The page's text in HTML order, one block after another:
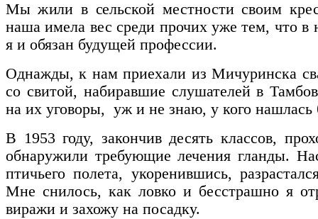
Мы жили в сельской местности своим
наша имела вес среди прочих уже тем, что в
я и обязан будущей профессии.
Однажды, к нам приехали из Мичуринска
со свитой, набиравшие слушателей в
на их уговоры, уж и не знаю, у кого
В 1953 году, закончив десять классов,
обнаружили требующие лечения гланды.
птичьего полета, укоренившись,
Мне снилось, как ловко и бесстрашно я
виражи и захожу на посадку.